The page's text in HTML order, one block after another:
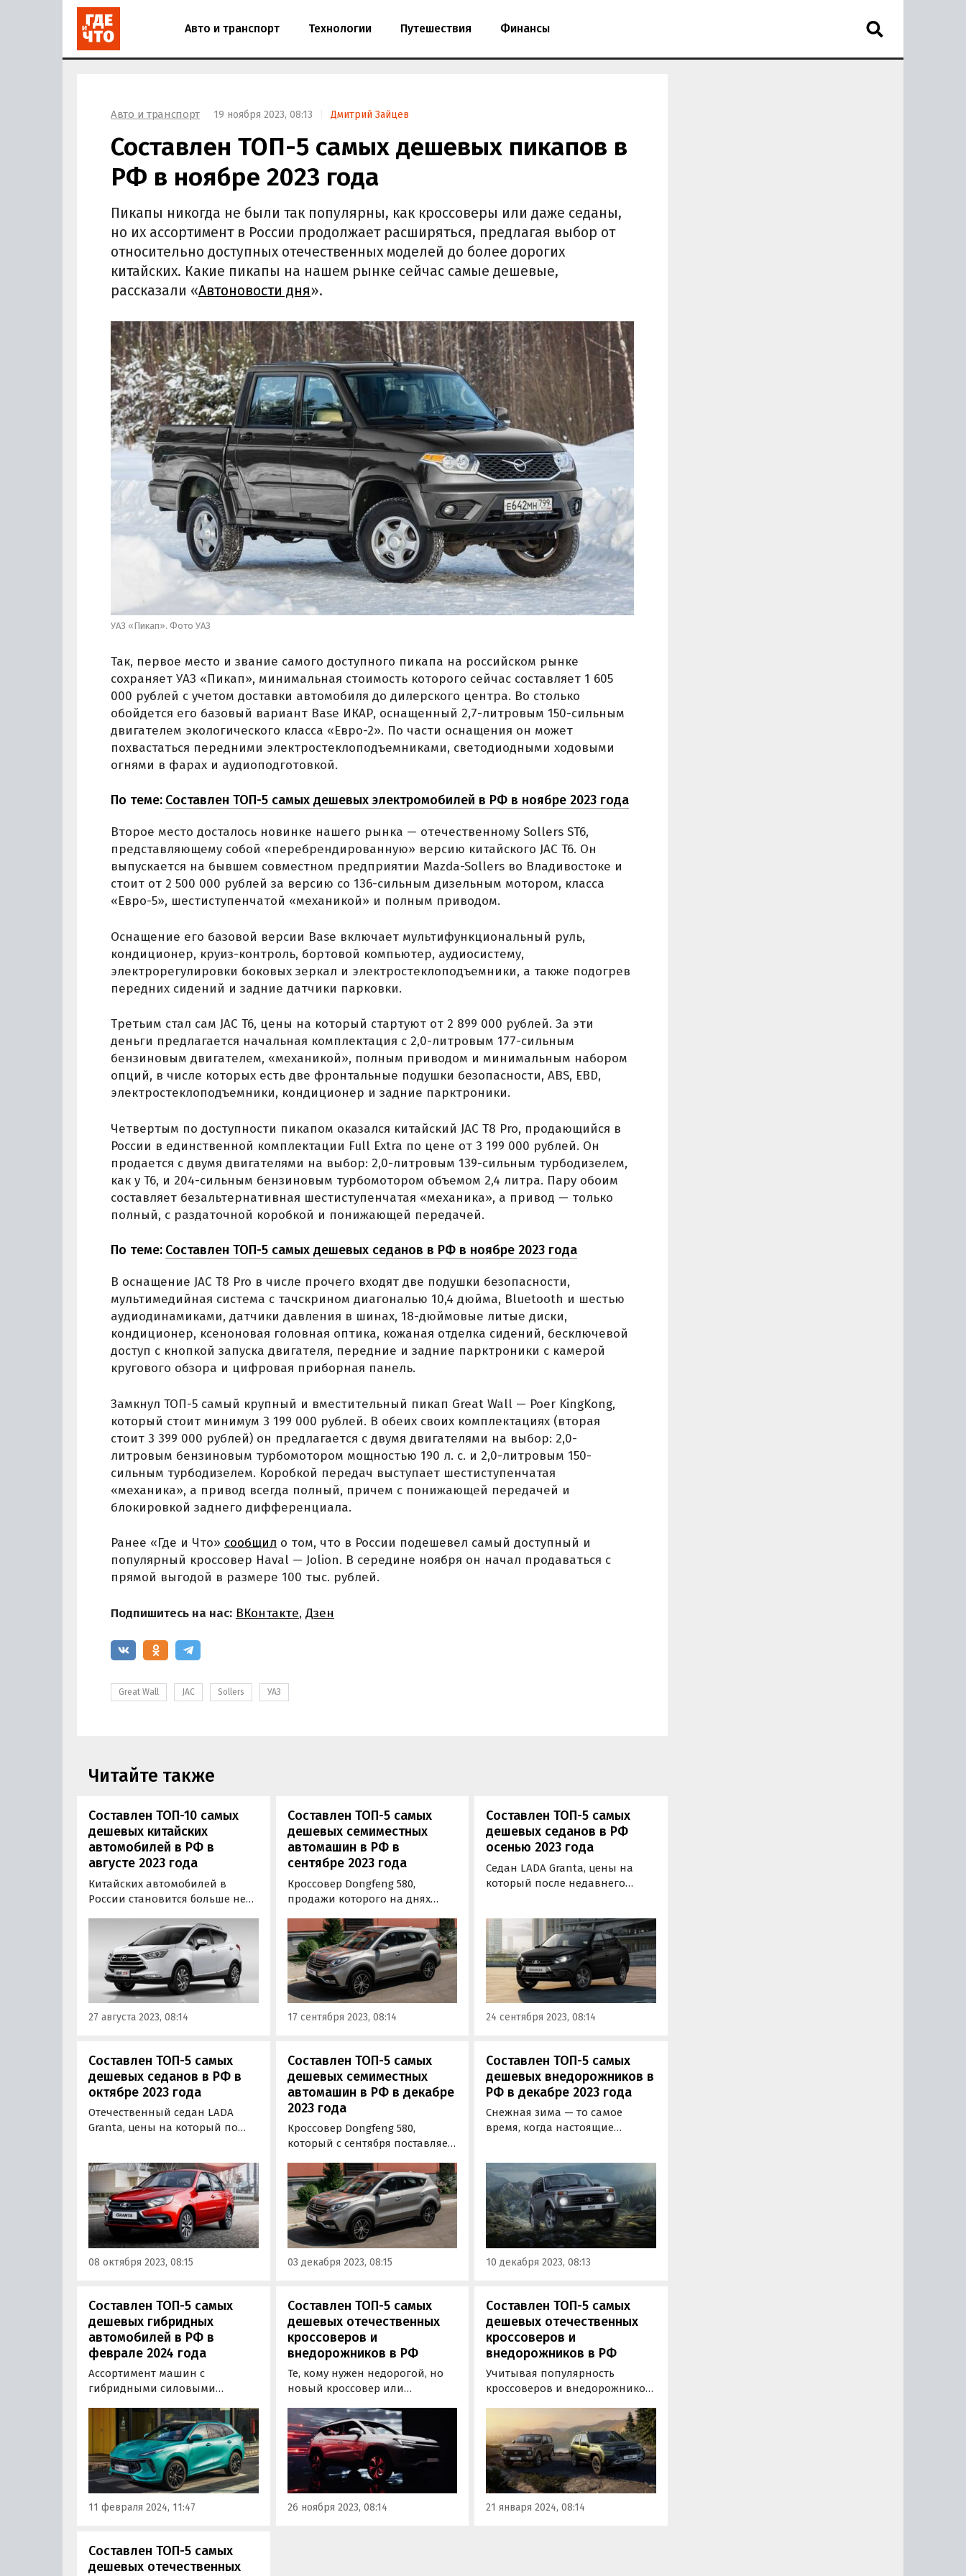
Авто и транспорт Технологии Путешествия Финансы
Авто и транспорт 19 ноября 2023, 08:13 Дмитрий Зайцев
Составлен ТОП-5 самых дешевых пикапов в
РФ в ноябре 2023 года
Пикапы никогда не были так популярны, как кроссоверы или даже седаны,
но их ассортимент в России продолжает расширяться, предлагая выбор от
относительно доступных отечественных моделей до более дорогих
китайских. Какие пикапы на нашем рынке сейчас самые дешевые,
рассказали «Автоновости дня».
УАЗ «Пикап». Фото УАЗ
Так, первое место и звание самого доступного пикапа на российском рынке
сохраняет УАЗ «Пикап», минимальная стоимость которого сейчас составляет 1 605
000 рублей с учетом доставки автомобиля до дилерского центра. Во столько
обойдется его базовый вариант Base ИКАР, оснащенный 2,7-литровым 150-сильным
двигателем экологического класса «Евро-2». По части оснащения он может
похвастаться передними электростеклоподъемниками, светодиодными ходовыми
огнями в фарах и аудиоподготовкой.
По теме: Составлен ТОП-5 самых дешевых электромобилей в РФ в ноябре 2023 года
Второе место досталось новинке нашего рынка — отечественному Sollers ST6,
представляющему собой «перебрендированную» версию китайского JAC T6. Он
выпускается на бывшем совместном предприятии Mazda-Sollers во Владивостоке и
стоит от 2 500 000 рублей за версию со 136-сильным дизельным мотором, класса
«Евро-5», шестиступенчатой «механикой» и полным приводом.
Оснащение его базовой версии Base включает мультифункциональный руль,
кондиционер, круиз-контроль, бортовой компьютер, аудиосистему,
электрорегулировки боковых зеркал и электростеклоподъемники, а также подогрев
передних сидений и задние датчики парковки.
Третьим стал сам JAC T6, цены на который стартуют от 2 899 000 рублей. За эти
деньги предлагается начальная комплектация с 2,0-литровым 177-сильным
бензиновым двигателем, «механикой», полным приводом и минимальным набором
опций, в числе которых есть две фронтальные подушки безопасности, ABS, EBD,
электростеклоподъемники, кондиционер и задние парктроники.
Четвертым по доступности пикапом оказался китайский JAC T8 Pro, продающийся в
России в единственной комплектации Full Extra по цене от 3 199 000 рублей. Он
продается с двумя двигателями на выбор: 2,0-литровым 139-сильным турбодизелем,
как у T6, и 204-сильным бензиновым турбомотором объемом 2,4 литра. Пару обоим
составляет безальтернативная шестиступенчатая «механика», а привод — только
полный, с раздаточной коробкой и понижающей передачей.
По теме: Составлен ТОП-5 самых дешевых седанов в РФ в ноябре 2023 года
В оснащение JAC T8 Pro в числе прочего входят две подушки безопасности,
мультимедийная система с тачскрином диагональю 10,4 дюйма, Bluetooth и шестью
аудиодинамиками, датчики давления в шинах, 18-дюймовые литые диски,
кондиционер, ксеноновая головная оптика, кожаная отделка сидений, бесключевой
доступ с кнопкой запуска двигателя, передние и задние парктроники с камерой
кругового обзора и цифровая приборная панель.
Замкнул ТОП-5 самый крупный и вместительный пикап Great Wall — Poer KingKong,
который стоит минимум 3 199 000 рублей. В обеих своих комплектациях (вторая
стоит 3 399 000 рублей) он предлагается с двумя двигателями на выбор: 2,0-
литровым бензиновым турбомотором мощностью 190 л. с. и 2,0-литровым 150-
сильным турбодизелем. Коробкой передач выступает шестиступенчатая
«механика», а привод всегда полный, причем с понижающей передачей и
блокировкой заднего дифференциала.
Ранее «Где и Что» сообщил о том, что в России подешевел самый доступный и
популярный кроссовер Haval — Jolion. В середине ноября он начал продаваться с
прямой выгодой в размере 100 тыс. рублей.
Подпишитесь на нас: ВКонтакте, Дзен
Great Wall JAC Sollers УАЗ
Читайте также
Составлен ТОП-10 самых
дешевых китайских
автомобилей в РФ в
августе 2023 года
Китайских автомобилей в
России становится больше не
дорогах. Цены при этом
продолжают расти, поэтому
«Автоновости дня» решили
вновь изучить актуальные
прайс-листы и составить
свежий рейтинг самых
доступных машин…
27 августа 2023, 08:14
Составлен ТОП-5 самых
дешевых семиместных
автомашин в РФ в
сентябре 2023 года
Кроссовер Dongfeng 580,
продажи которого на днях
дистрибьютор («Моторинвест»),
стал самым доступным
семиместным автомобилем в
России по состоянию на
середину сентября 2023 года. Об
этом сообщает портал
«Автоновости дня».
17 сентября 2023, 08:14
Составлен ТОП-5 самых
дешевых седанов в РФ
осенью 2023 года
Седан LADA Granta, цены на
который после недавнего
дешевым автомобилем в
России в этом типе кузова.
24 сентября 2023, 08:14
Составлен ТОП-5 самых
дешевых седанов в РФ в
октябре 2023 года
Отечественный седан LADA
Granta, цены на который по
остается самым дешевым
автомобилем в России в этом
типе кузова.
08 октября 2023, 08:15
Составлен ТОП-5 самых
дешевых семиместных
автомашин в РФ в декабре
2023 года
Кроссовер Dongfeng 580,
который с сентября поставляет
«Моторинвест», остается самым
доступным семиместным
автомобилем в России. Это
следует из свежего рейтинга
портала «Автоновости дня»,
опубликованного в субботу, 3
декабря.
03 декабря 2023, 08:15
Составлен ТОП-5 самых
дешевых внедорожников в
РФ в декабре 2023 года
Снежная зима — то самое
время, когда настоящие
свои лучшие качества. Какие
из них в декабре стоят дешевле
всего, выяснил портал
«Автоновости дня».
10 декабря 2023, 08:13
Составлен ТОП-5 самых
дешевых гибридных
автомобилей в РФ в
феврале 2024 года
Ассортимент машин с
гибридными силовыми
параллельно с интересом к
ним: если еще недавно эти
модели можно было
пересчитать по пальцам одной
руки, то сейчас их число,
очевидно, переваливает за
десяток.
11 февраля 2024, 11:47
Составлен ТОП-5 самых
дешевых отечественных
кроссоверов и
внедорожников в РФ
Те, кому нужен недорогой, но
новый кроссовер или
в сторону отечественных
брендов — благо ассортимент у
них только растет. Изучив их
актуальные прайс-листы,
портал «Автоновости дня»
составил свежий ТОП-5 самых
доступных…
26 ноября 2023, 08:14
Составлен ТОП-5 самых
дешевых отечественных
кроссоверов и
внедорожников в РФ
Учитывая популярность
кроссоверов и внедорожников,
современных «китайцев»,
многие россияне по-прежнему
выбирают такие машины
среди отечественных брендов.
21 января 2024, 08:14
Составлен ТОП-5 самых
дешевых отечественных